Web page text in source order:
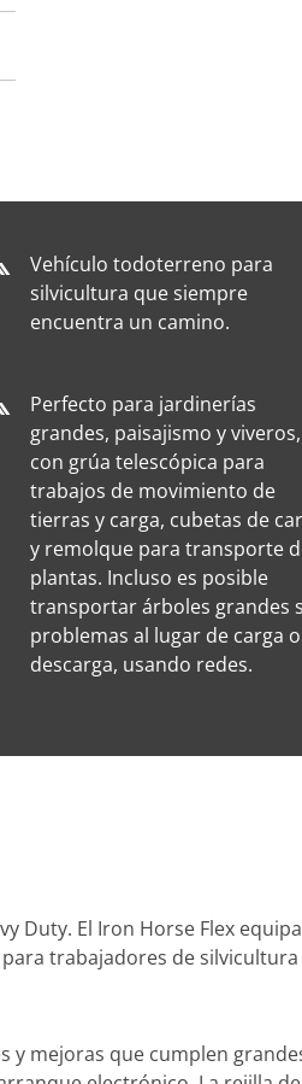
Vehículo todoterreno para
silvicultura que siempre
encuentra un camino.
Perfecto para jardinerías
grandes, paisajismo y viveros,
con grúa telescópica para
trabajos de movimiento de
tierras y carga, cubetas de
y remolque para transporte
plantas. Incluso es posible
transportar árboles grandes
problemas al lugar de carga o
descarga, usando redes.
Duty. El Iron Horse Flex
trabajadores de
mejoras que cumplen